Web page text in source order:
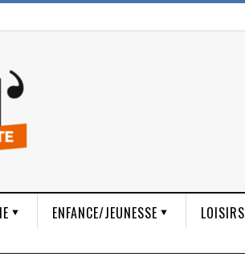
ENFANCE/JEUNESSE LOISIRS